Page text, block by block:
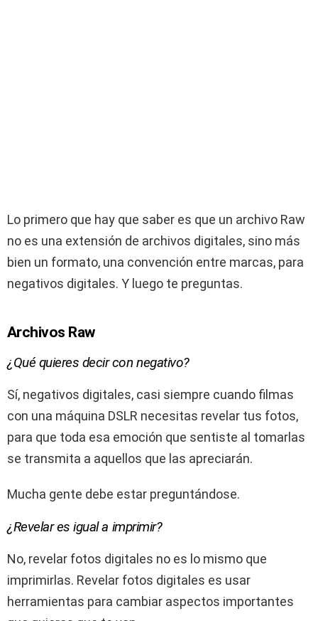
Lo primero que hay que saber es que un archivo Raw
no es una extensión de archivos digitales, sino más
bien un formato, una convención entre marcas, para
negativos digitales. Y luego te preguntas.
Archivos Raw
¿Qué quieres decir con negativo?
Sí, negativos digitales, casi siempre cuando filmas
con una máquina DSLR necesitas revelar tus fotos,
para que toda esa emoción que sentiste al tomarlas
se transmita a aquellos que las apreciarán.
Mucha gente debe estar preguntándose.
¿Revelar es igual a imprimir?
No, revelar fotos digitales no es lo mismo que
imprimirlas. Revelar fotos digitales es usar
herramientas para cambiar aspectos importantes